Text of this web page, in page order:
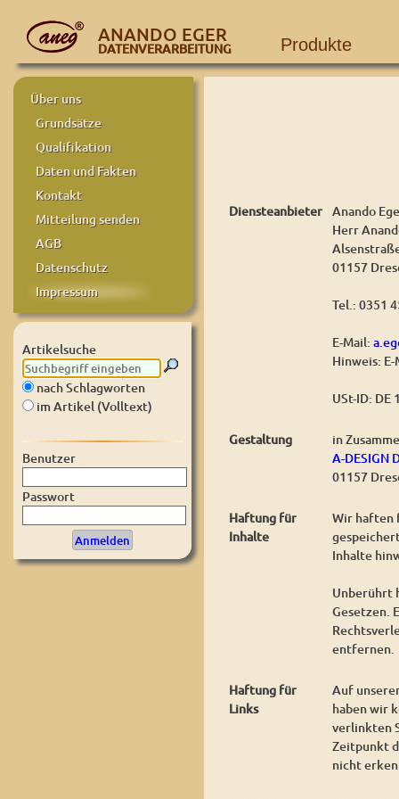
ANANDO EGER
DATENVERARBEITUNG Produkte
Über uns
Grundsätze
Qualifikation
Daten und Fakten
Kontakt
Mitteilung senden
AGB
Datenschutz
Impressum
Artikelsuche
nach Schlagworten
im Artikel (Volltext)
Benutzer
Passwort
Diensteanbieter Anando
Herr
01157
Tel.: 0351
E-Mail:
Hinweis:
USt-ID: DE
Gestaltung
in
A-DESIGN
01157
Haftung für
Inhalte
Wir haften
Inhalte
Unberührt
Gesetzen.
entfernen.
Haftung für
Links
Auf
haben wir
verlinkten
Zeitpunkt
nicht